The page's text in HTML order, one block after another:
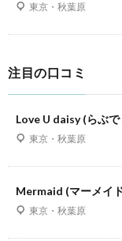
東京・秋葉原
注目の口コミ
Love U daisy (らぶで
東京・秋葉原
Mermaid (マーメイ
東京・秋葉原